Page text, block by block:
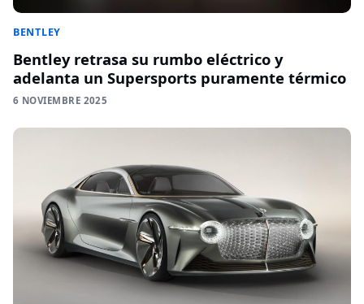
BENTLEY
Bentley retrasa su rumbo eléctrico y
adelanta un Supersports puramente térmico
6 NOVIEMBRE 2025